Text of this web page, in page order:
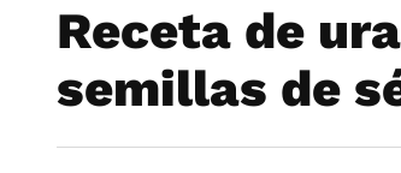
Receta de
semillas de